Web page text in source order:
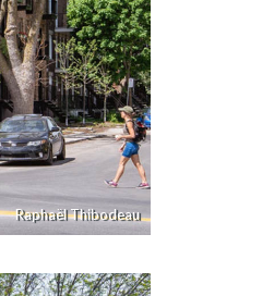
Raphaël Thibodeau